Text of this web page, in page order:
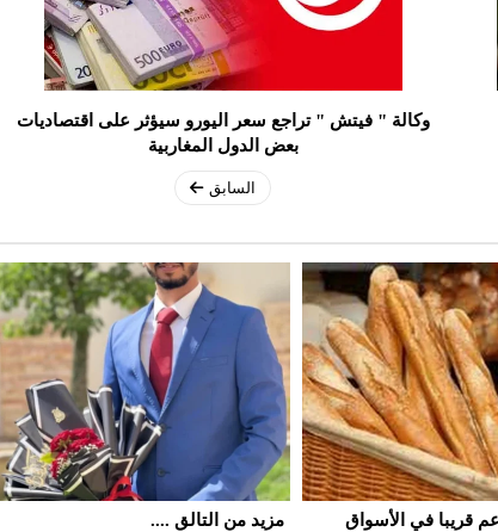
وكالة " فيتش " تراجع سعر اليورو سيؤثر على اقتصاديات
بعض الدول المغاربية
السابق
.... تعطل حركة قطارات الاحواز الجنوبية